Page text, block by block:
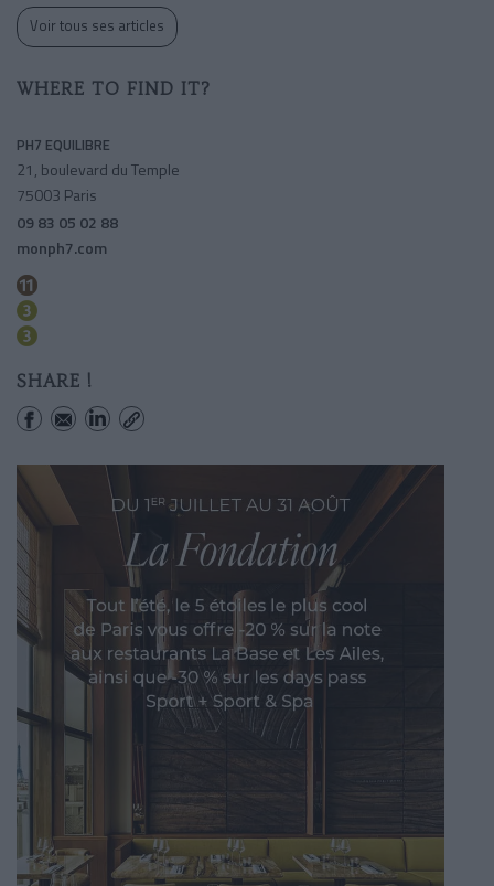
Voir tous ses articles
WHERE TO FIND IT?
PH7 EQUILIBRE
21, boulevard du Temple
75003 Paris
09 83 05 02 88
monph7.com
SHARE !